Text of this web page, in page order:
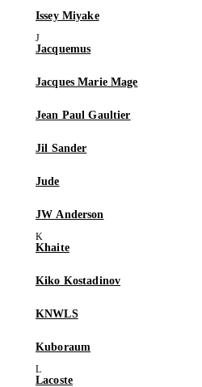
Issey Miyake
Jacquemus
Jacques Marie Mage
Jean Paul Gaultier
Jil Sander
Jude
JW Anderson
Khaite
Kiko Kostadinov
KNWLS
Kuboraum
Lacoste